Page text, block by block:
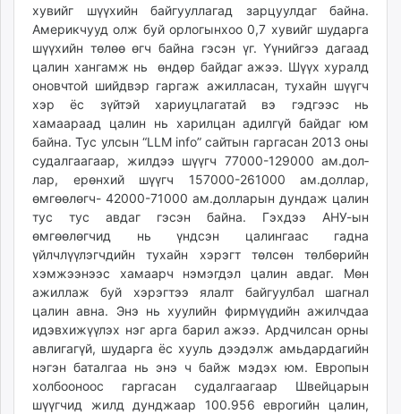
хувийг шүүхийн бай­гууллагад зарцуулдаг байна.
Америкчууд олж буй орлогынхоо 0,7 хувийг шударга
шүүхийн төлөө өгч байна гэсэн үг. Үүнийгээ дагаад
цалин хангамж нь өндөр байдаг ажээ. Шүүх хуралд
оновчтой шийдвэр гаргаж ажилласан, тухайн шүүгч
хэр ёс зүйтэй хариуцлагатай вэ гэдгээс нь
хамаараад цалин нь харилцан адилгүй байдаг юм
байна. Тус улсын “LLM info” сайтын гаргасан 2013 оны
судалгаагаар, жил­дээ шүүгч 77000-129000 ам.дол­
лар, ерөнхий шүүгч 157000-261000 ам.доллар,
өмгөөлөгч- 42000-71000 ам.долларын дундаж цалин
тус тус авдаг гэсэн байна. Гэхдээ АНУ-ын
өмгөөлөгчид нь үндсэн цалингаас гадна
үйлчлүүлэгчдийн тухайн хэрэгт төлсөн төлбөрийн
хэмжээнээс хамаарч нэмэгдэл цалин авдаг. Мөн
ажиллаж буй хэрэгтээ ялалт байгуулбал шагнал
цалин авна. Энэ нь хуулийн фирмүүдийн ажилчдаа
идэвхижүүлэх нэг арга барил ажээ. Ардчилсан орны
авлигагүй, шударга ёс хууль дээдэлж амьдардагийн
нэгэн баталгаа нь энэ ч байж мэдэх юм. Европын
хол­бооноос гаргасан судалгаагаар Швейцарын
шүүгчид жилд дунджаар 100.956 еврогийн цалин,